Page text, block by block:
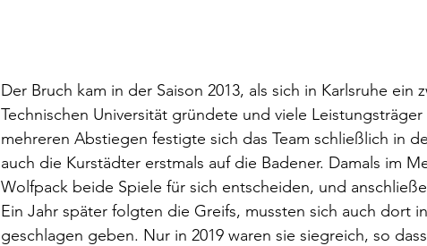
Der Bruch kam in der Saison 2013, als sich in Karlsruhe ein
Technischen Universität gründete und viele
mehreren Abstiegen festigte sich das Team schließlich in
auch die Kurstädter erstmals auf die Badener. Damals im
Wolfpack beide Spiele für sich entscheiden, und
Ein Jahr später folgten die Greifs, mussten sich auch dort
geschlagen geben. Nur in 2019 waren sie siegreich, so